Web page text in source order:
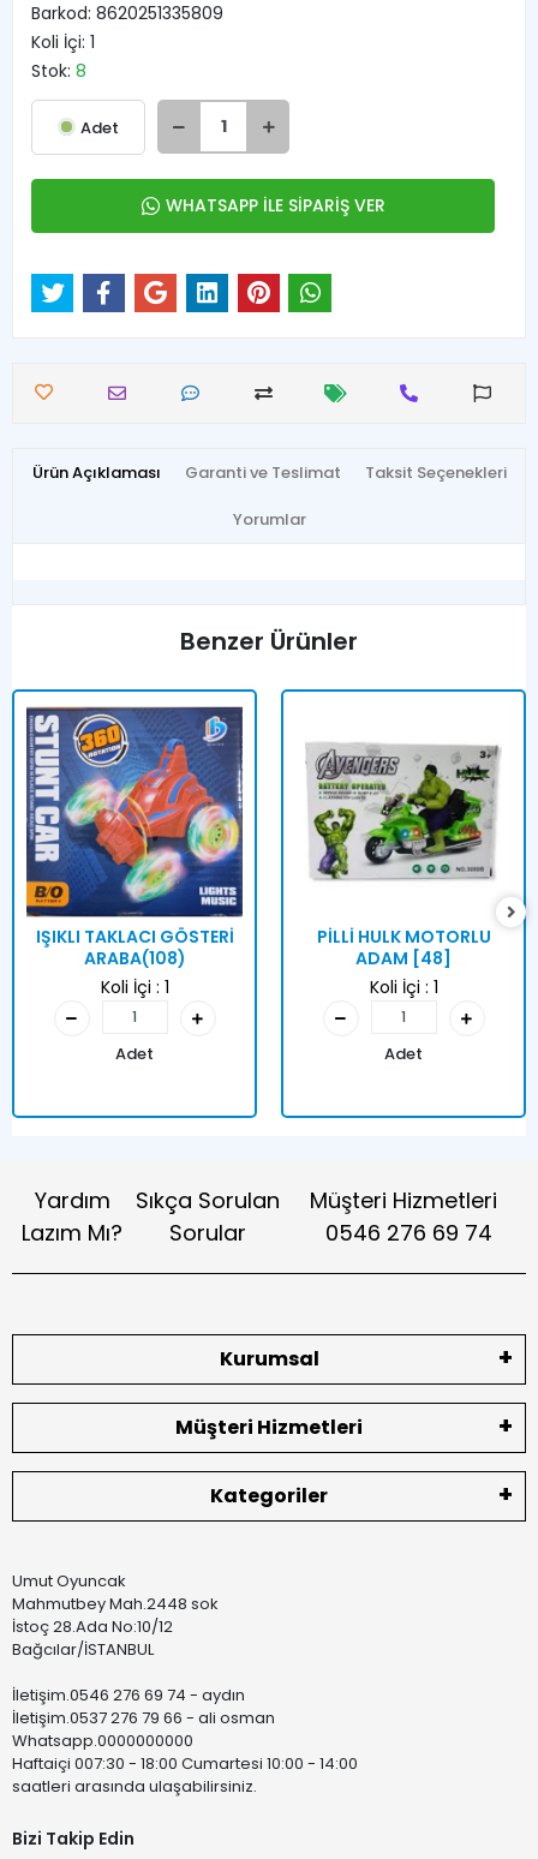
Barkod: 8620251335809
Koli İçi: 1
Stok: 8
Adet
WHATSAPP İLE SİPARİŞ VER
Ürün Açıklaması Garanti ve Teslimat Taksit Seçenekleri
Yorumlar
Benzer Ürünler
IŞIKLI TAKLACI GÖSTERİ
ARABA(108)
Koli İçi : 1
Adet
PİLLİ HULK MOTORLU
ADAM [48]
Koli İçi : 1
Adet
Yardım
Lazım Mı?
Sıkça Sorulan
Sorular
Müşteri Hizmetleri
0546 276 69 74
Kurumsal
Müşteri Hizmetleri
Kategoriler
Umut Oyuncak
Mahmutbey Mah.2448 sok
İstoç 28.Ada No:10/12
Bağcılar/İSTANBUL
İletişim.0546 276 69 74 - aydın
İletişim.0537 276 79 66 - ali osman
Whatsapp.0000000000
Haftaiçi 007:30 - 18:00 Cumartesi 10:00 - 14:00
saatleri arasında ulaşabilirsiniz.
Bizi Takip Edin